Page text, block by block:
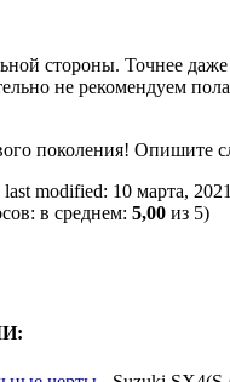
стороны. Точнее
не рекомендуем
поколения!
last modified: 10 марта, 2021
в среднем: 5,00 из 5)